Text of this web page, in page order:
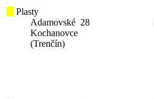
Plasty
Adamovské
Kochanovce
(Trenčín)
28